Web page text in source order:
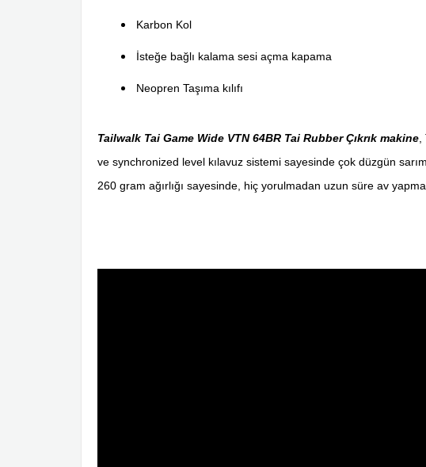
Karbon Kol
İsteğe bağlı kalama sesi açma kapama
Neopren Taşıma kılıfı
Tailwalk Tai Game Wide VTN 64BR Tai Rubber Çıkrık makine
ve synchronized level kılavuz sistemi sayesinde çok düzgün
260 gram ağırlığı sayesinde, hiç yorulmadan uzun süre av yapma